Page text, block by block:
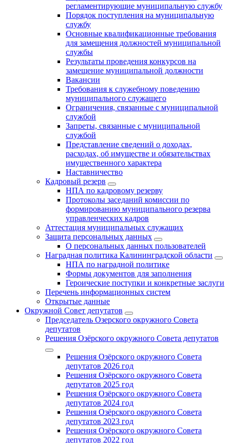
регламентирующие муниципальную службу
Порядок поступления на муниципальную
службу
Основные квалификационные требования
для замещения должностей муниципальной
службы
Результаты проведения конкурсов на
замещение муниципальной должности
Вакансии
Требования к служебному поведению
муниципального служащего
Ограничения, связанные с муниципальной
службой
Запреты, связанные с муниципальной
службой
Представление сведений о доходах,
расходах, об имуществе и обязательствах
имущественного характера
Наставничество
Кадровый резерв
НПА по кадровому резерву
Протоколы заседаний комиссии по
формированию муниципального резерва
управленческих кадров
Аттестация муниципальных служащих
Защита персональных данных
О персональных данных пользователей
Наградная политика Калининградской области
НПА по наградной политике
Формы документов для заполнения
Героические поступки и конкретные заслуги
Перечень информационных систем
Открытые данные
Окружной Совет депутатов
Председатель Озерского окружного Совета
депутатов
Решения Озёрского окружного Совета депутатов
Решения Озёрского окружного Совета
депутатов 2026 год
Решения Озёрского окружного Совета
депутатов 2025 год
Решения Озёрского окружного Совета
депутатов 2024 год
Решения Озёрского окружного Совета
депутатов 2023 год
Решения Озёрского окружного Совета
депутатов 2022 год